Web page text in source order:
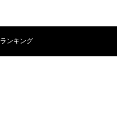
ランキング